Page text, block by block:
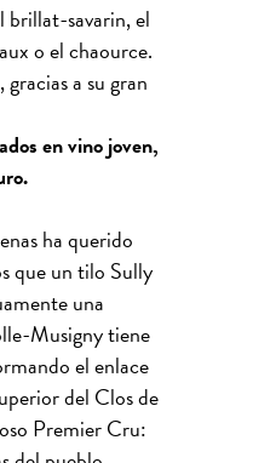
brillat-savarin, el
o el chaource.
a su gran
en vino joven,
ha querido
que un tilo Sully
una
Musigny tiene
el enlace
del Clos de
Premier Cru: